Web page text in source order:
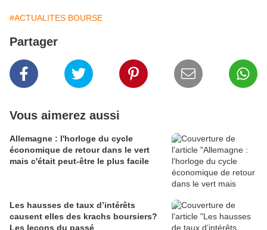
#ACTUALITES BOURSE
Partager
Vous aimerez aussi
Allemagne : l'horloge du cycle
économique de retour dans le vert
mais c'était peut-être le plus facile
Les hausses de taux d’intérêts
causent elles des krachs boursiers?
Les leçons du passé